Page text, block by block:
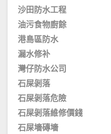
沙田防水工程
油污食物廚餘
港島區防水
漏水修补
灣仔防水公司
石屎剝落
石屎剝落危險
石屎剝落維修價錢
石屎墻磚墻